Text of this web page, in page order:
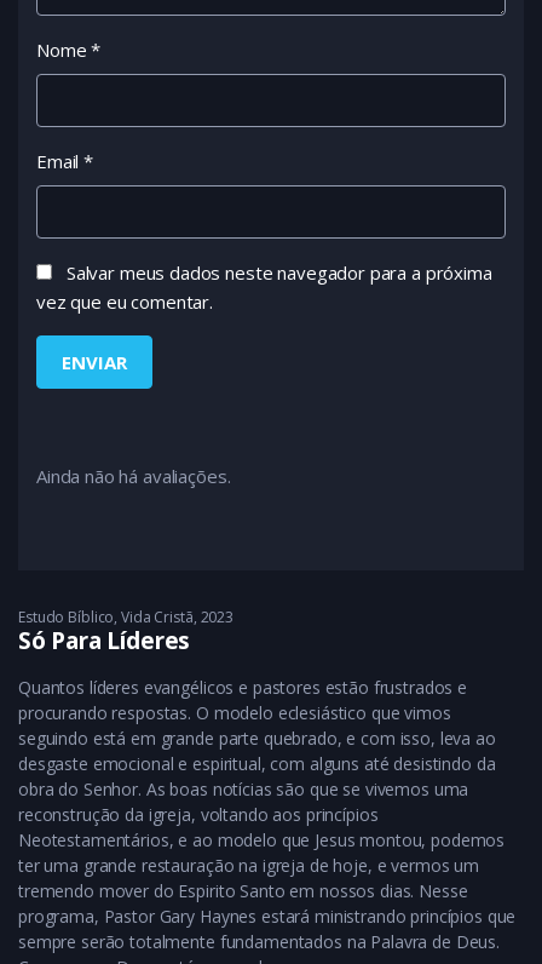
Nome*
Email*
Salvar meus dados neste navegador para a próxima
vez que eu comentar.
Ainda não há avaliações.
Estudo Bíblico,Vida Cristã 2023
Só Para Líderes
Quantos líderes evangélicos e pastores estão frustrados e
procurando respostas. O modelo eclesiástico que vimos
seguindo está em grande parte quebrado, e com isso, leva ao
desgaste emocional e espiritual, com alguns até desistindo da
obra do Senhor. As boas notícias são que se vivemos uma
reconstrução da igreja, voltando aos princípios
Neotestamentários, e ao modelo que Jesus montou, podemos
ter uma grande restauração na igreja de hoje, e vermos um
tremendo mover do Espirito Santo em nossos dias. Nesse
programa, Pastor Gary Haynes estará ministrando princípios que
sempre serão totalmente fundamentados na Palavra de Deus.